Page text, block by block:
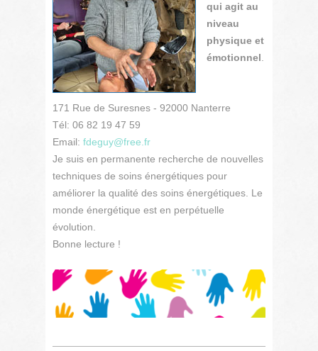
qui agit au
niveau
physique et
émotionnel
171 Rue de Suresnes - 92000 Nanterre
Tél: 06 82 19 47 59
Email: fdeguy@free.fr
Je suis en permanente recherche de nouvelles
techniques de soins énergétiques pour
améliorer la qualité des soins énergétiques. Le
monde énergétique est en perpétuelle
évolution.
Bonne lecture !